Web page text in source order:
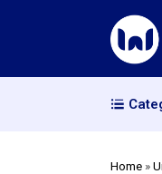
Home »